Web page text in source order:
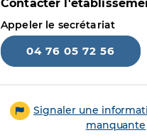
Contacter
Appeler le secrétariat
04 76 05 72 56
Signaler une
manquante